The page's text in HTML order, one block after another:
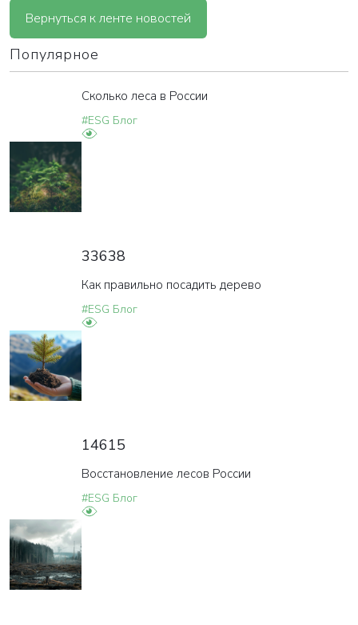
Вернуться к ленте новостей
Популярное
Сколько леса в России
#ESG Блог
33638
Как правильно посадить дерево
#ESG Блог
14615
Восстановление лесов России
#ESG Блог